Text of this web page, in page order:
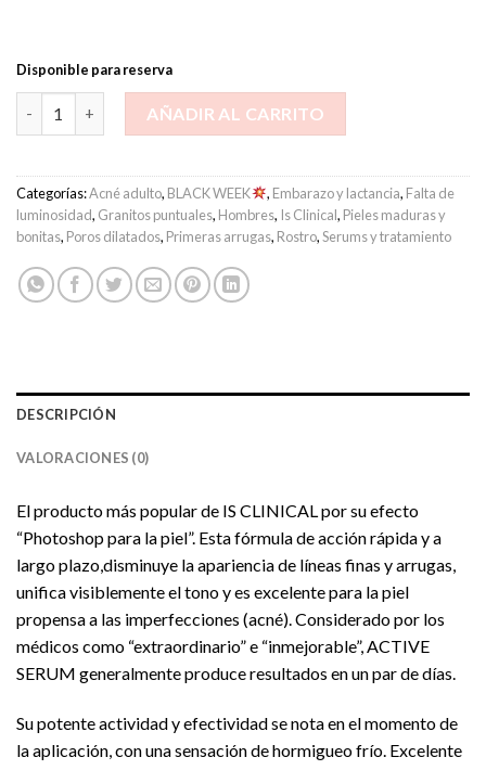
Disponible para reserva
Is Clinical - Active Serum 30ml cantidad
AÑADIR AL CARRITO
Categorías:Acné adulto, BLACK WEEK , Embarazo y lactancia, Falta de
luminosidad, Granitos puntuales, Hombres, Is Clinical, Pieles maduras y
bonitas, Poros dilatados, Primeras arrugas, Rostro,Serums y tratamiento
DESCRIPCIÓN
VALORACIONES (0)
El producto más popular de IS CLINICAL por su efecto
“Photoshop para la piel”. Esta fórmula de acción rápida y a
largo plazo,disminuye la apariencia de líneas finas y arrugas,
unifica visiblemente el tono y es excelente para la piel
propensa a las imperfecciones (acné). Considerado por los
médicos como “extraordinario” e “inmejorable”, ACTIVE
SERUM generalmente produce resultados en un par de días.
Su potente actividad y efectividad se nota en el momento de
la aplicación, con una sensación de hormigueo frío. Excelente